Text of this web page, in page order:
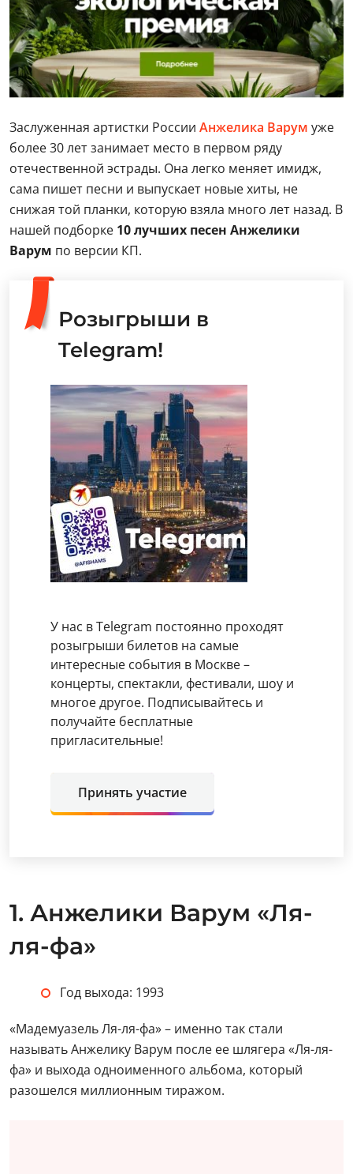
Заслуженная артистки России Анжелика Варум уже
более 30 лет занимает место в первом ряду
отечественной эстрады. Она легко меняет имидж,
сама пишет песни и выпускает новые хиты, не
снижая той планки, которую взяла много лет назад. В
нашей подборке 10 лучших песен Анжелики
Варум по версии КП.
Розыгрыши в
Telegram!
У нас в Telegram постоянно проходят
розыгрыши билетов на самые
интересные события в Москве –
концерты, спектакли, фестивали, шоу и
многое другое. Подписывайтесь и
получайте бесплатные
пригласительные!
Принять участие
1. Анжелики Варум «Ля-
ля-фа»
Год выхода: 1993
«Мадемуазель Ля-ля-фа» – именно так стали
называть Анжелику Варум после ее шлягера «Ля-ля-
фа» и выхода одноименного альбома, который
разошелся миллионным тиражом.